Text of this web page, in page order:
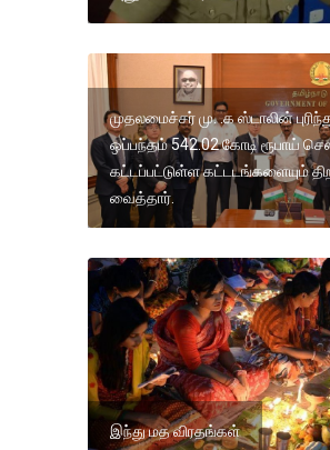
முதலமைச்சர் மு. .க ஸ்டாலின்
ஒப்பந்தம் 542.02 கோடி ரூபாய்
கட்டப்பட்டுள்ள கட்டடங்களையும்
வைத்தார்.
இந்து மத விரதங்கள்